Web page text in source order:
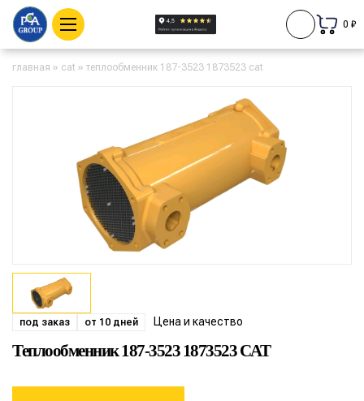
0 ₽
главная » cat » теплообменник 187-3523 1873523 cat
под заказ от 10 дней Цена и качество
Теплообменник 187-3523 1873523 CAT